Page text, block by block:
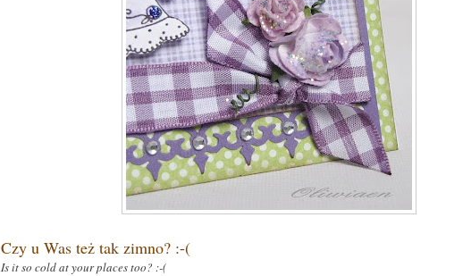
Czy u Was też tak zimno? :-(
Is it so cold at your places too? :-(